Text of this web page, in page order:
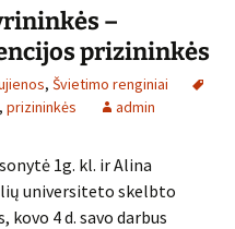
–
prizininkės
, Švietimo renginiai
, prizininkės admin
1g. kl. ir Alina
universiteto skelbto
4 d. savo darbus